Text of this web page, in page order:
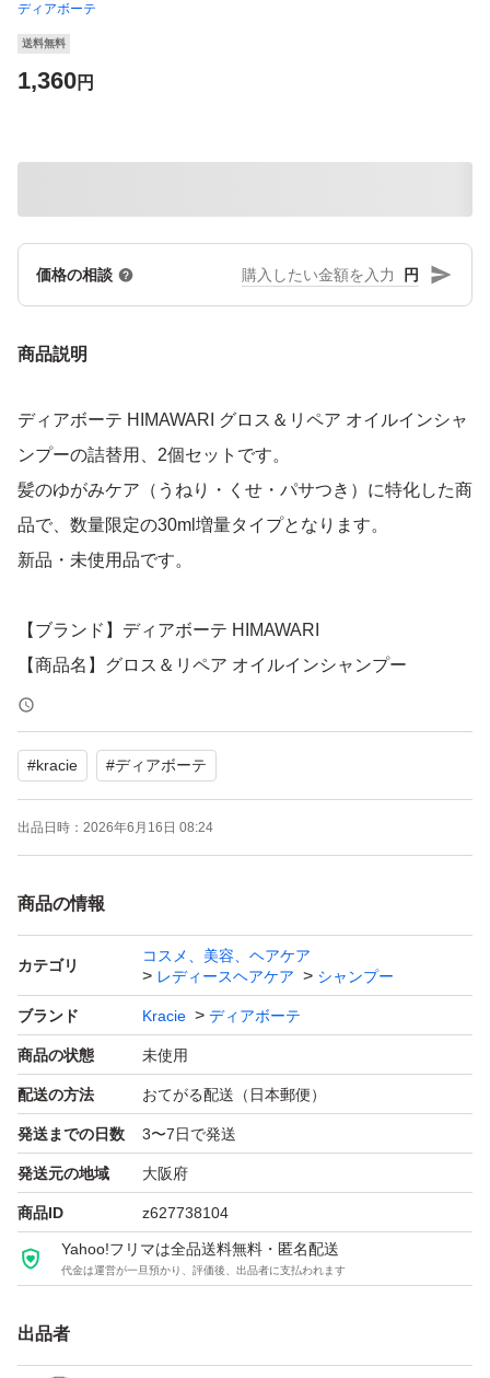
ディアボーテ
送料無料
1,360円
価格の相談 円
商品説明
ディアボーテ HIMAWARI グロス＆リペア オイルインシャ
ンプーの詰替用、2個セットです。
髪のゆがみケア（うねり・くせ・パサつき）に特化した商
品で、数量限定の30ml増量タイプとなります。
新品・未使用品です。
【ブランド】ディアボーテ HIMAWARI
【商品名】グロス＆リペア オイルインシャンプー
【状態】未使用
【内容】詰替用 2個セット
【特徴】ノンシリコン、サルフェートフリー
★宅配用ビニール袋にそのまま詰め合わせて、ゆうパケッ
お値下げは不可です。
#kracie #ディアボーテ
出品日時： 2026年6月16日 08:24
商品の情報
カテゴリ
コスメ、美容、ヘアケア
レディースヘアケア
シャンプー
ブランド Kracie ディアボーテ
商品の状態 未使用
配送の方法 おてがる配送（日本郵便）
発送までの日数 3〜7日で発送
発送元の地域 大阪府
商品ID z627738104
Yahoo!フリマは全品送料無料・匿名配送
代金は運営が一旦預かり、評価後、出品者に支払われます
出品者